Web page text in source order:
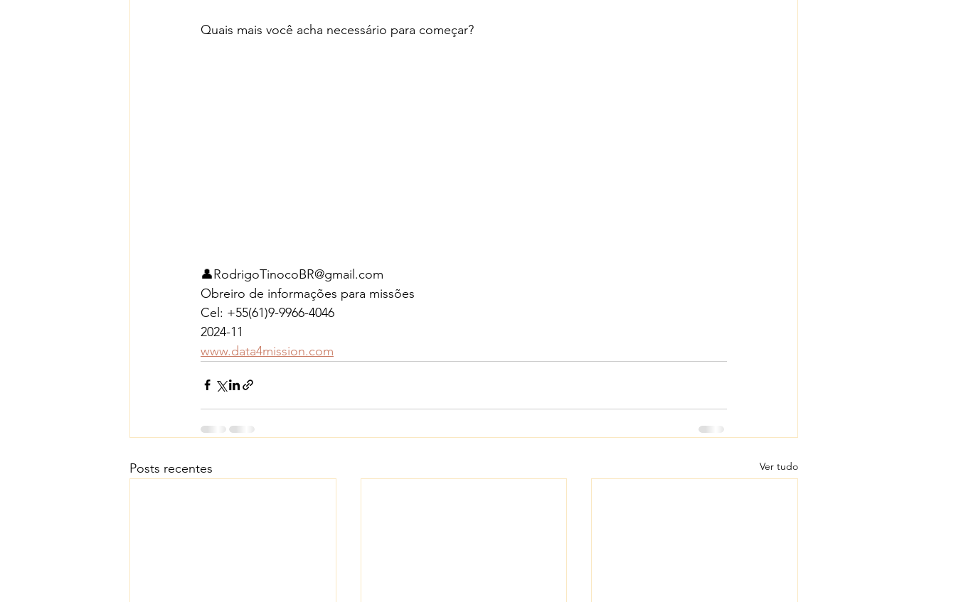
Quais mais você acha necessário para começar?
👤RodrigoTinocoBR@gmail.com
Obreiro de informações para missões
Cel: +55(61)9-9966-4046
2024-11
www.data4mission.com
Posts recentes Ver tudo